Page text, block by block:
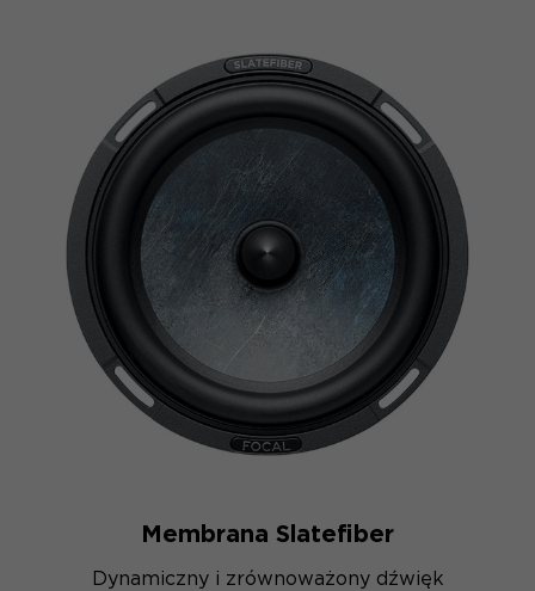
Membrana Slatefiber
Dynamiczny i zrównoważony dźwięk